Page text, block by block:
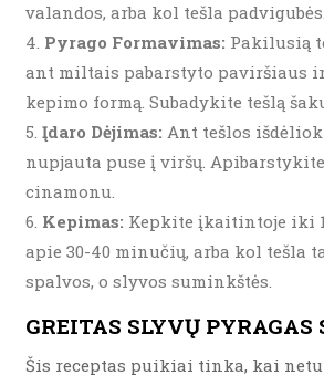
valandos, arba kol tešla padvigubės.
Pyrago Formavimas: Pakilusią
ant miltais pabarstyto paviršiaus
kepimo formą. Subadykite tešlą
Įdaro Dėjimas: Ant tešlos
nupjauta puse į viršų.
cinamonu.
Kepimas: Kepkite įkaitintoje iki
apie 30-40 minučių, arba kol tešla
spalvos, o slyvos suminkštės.
GREITAS SLYVŲ PYRAGAS
Šis receptas puikiai tinka, kai